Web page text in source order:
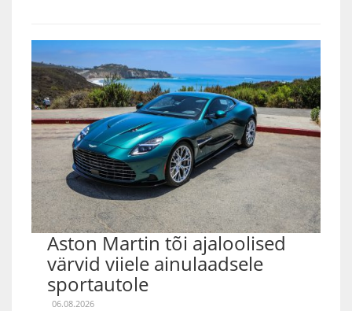
Aston Martin tõi ajaloolised
värvid viiele ainulaadsele
sportautole
06.08.2026